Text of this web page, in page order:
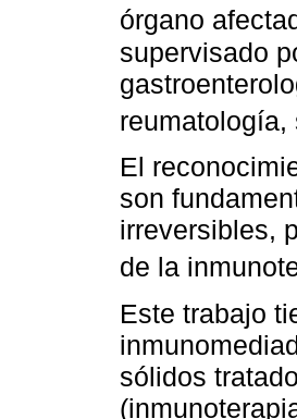
órgano
supervisado
reumatología,
El
son
irreversibles,
de la
Este trabajo
sólidos